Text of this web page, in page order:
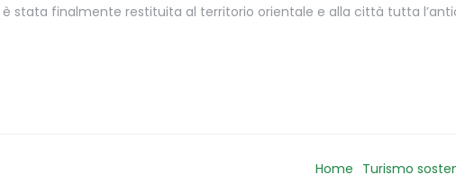
stata finalmente restituita al territorio orientale e alla città tutta
Home Turismo